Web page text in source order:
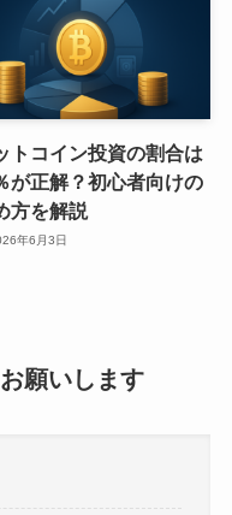
トコイン投資の割合は
が正解？初心者向けの
方を解説
年6月3日
願いします